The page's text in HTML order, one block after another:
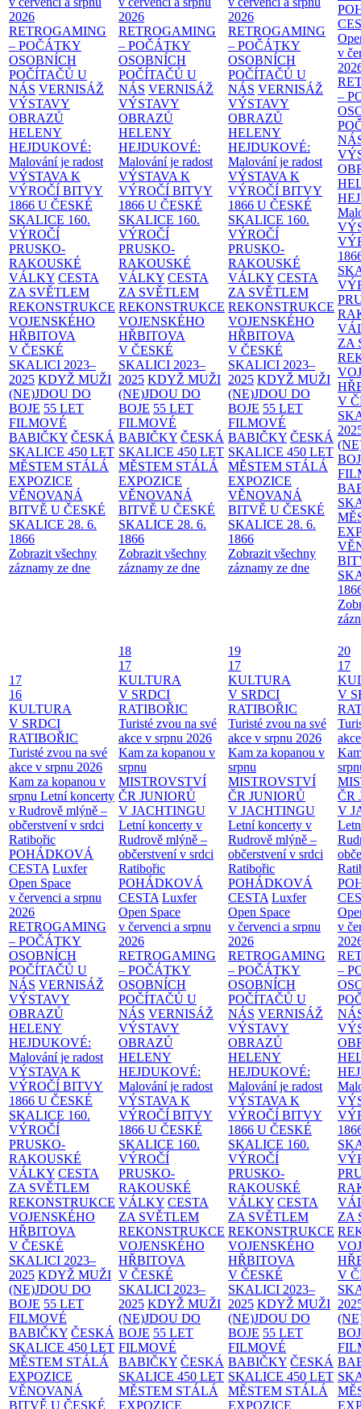
2026
RETROGAMING
– POČÁTKY
OSOBNÍCH
POČÍTAČŮ U
NÁS VERNISÁŽ
VÝSTAVY
OBRAZŮ
HELENY
HEJDUKOVÉ:
Malování je radost
VÝSTAVA K
VÝROČÍ BITVY
1866 U ČESKÉ
SKALICE 160.
VÝROČÍ
PRUSKO-
RAKOUSKÉ
VÁLKY CESTA
ZA SVĚTLEM
REKONSTRUKCE
VOJENSKÉHO
HŘBITOVA
V ČESKÉ
SKALICI 2023–
2025 KDYŽ MUŽI
(NE)JDOU DO
BOJE 55 LET
FILMOVÉ
BABIČKY ČESKÁ
SKALICE 450 LET
MĚSTEM STÁLÁ
EXPOZICE
VĚNOVANÁ
BITVĚ U ČESKÉ
SKALICE 28. 6.
1866
Zobrazit všechny
záznamy ze dne
2026
RETROGAMING
– POČÁTKY
OSOBNÍCH
POČÍTAČŮ U
NÁS VERNISÁŽ
VÝSTAVY
OBRAZŮ
HELENY
HEJDUKOVÉ:
Malování je radost
VÝSTAVA K
VÝROČÍ BITVY
1866 U ČESKÉ
SKALICE 160.
VÝROČÍ
PRUSKO-
RAKOUSKÉ
VÁLKY CESTA
ZA SVĚTLEM
REKONSTRUKCE
VOJENSKÉHO
HŘBITOVA
V ČESKÉ
SKALICI 2023–
2025 KDYŽ MUŽI
(NE)JDOU DO
BOJE 55 LET
FILMOVÉ
BABIČKY ČESKÁ
SKALICE 450 LET
MĚSTEM STÁLÁ
EXPOZICE
VĚNOVANÁ
BITVĚ U ČESKÉ
SKALICE 28. 6.
1866
Zobrazit všechny
záznamy ze dne
2026
RETROGAMING
– POČÁTKY
OSOBNÍCH
POČÍTAČŮ U
NÁS VERNISÁŽ
VÝSTAVY
OBRAZŮ
HELENY
HEJDUKOVÉ:
Malování je radost
VÝSTAVA K
VÝROČÍ BITVY
1866 U ČESKÉ
SKALICE 160.
VÝROČÍ
PRUSKO-
RAKOUSKÉ
VÁLKY CESTA
ZA SVĚTLEM
REKONSTRUKCE
VOJENSKÉHO
HŘBITOVA
V ČESKÉ
SKALICI 2023–
2025 KDYŽ MUŽI
(NE)JDOU DO
BOJE 55 LET
FILMOVÉ
BABIČKY ČESKÁ
SKALICE 450 LET
MĚSTEM STÁLÁ
EXPOZICE
VĚNOVANÁ
BITVĚ U ČESKÉ
SKALICE 28. 6.
1866
Zobrazit všechny
záznamy ze dne
v
–
ZA
V
17
16
KULTURA
V SRDCI
RATIBOŘIC
Turisté zvou na své
akce v srpnu 2026
Kam za kopanou v
srpnu Letní koncerty
v Rudrově mlýně –
občerstvení v srdci
Ratibořic
POHÁDKOVÁ
CESTA Luxfer
Open Space
v červenci a srpnu
2026
RETROGAMING
– POČÁTKY
OSOBNÍCH
POČÍTAČŮ U
NÁS VERNISÁŽ
VÝSTAVY
OBRAZŮ
HELENY
HEJDUKOVÉ:
Malování je radost
VÝSTAVA K
VÝROČÍ BITVY
1866 U ČESKÉ
SKALICE 160.
VÝROČÍ
PRUSKO-
RAKOUSKÉ
VÁLKY CESTA
ZA SVĚTLEM
REKONSTRUKCE
VOJENSKÉHO
HŘBITOVA
V ČESKÉ
SKALICI 2023–
2025 KDYŽ MUŽI
(NE)JDOU DO
BOJE 55 LET
FILMOVÉ
BABIČKY ČESKÁ
SKALICE 450 LET
MĚSTEM STÁLÁ
EXPOZICE
VĚNOVANÁ
BITVĚ U ČESKÉ
18
17
KULTURA
V SRDCI
RATIBOŘIC
Turisté zvou na své
akce v srpnu 2026
Kam za kopanou v
srpnu
MISTROVSTVÍ
ČR JUNIORŮ
V JACHTINGU
Letní koncerty v
Rudrově mlýně –
občerstvení v srdci
Ratibořic
POHÁDKOVÁ
CESTA Luxfer
Open Space
v červenci a srpnu
2026
RETROGAMING
– POČÁTKY
OSOBNÍCH
POČÍTAČŮ U
NÁS VERNISÁŽ
VÝSTAVY
OBRAZŮ
HELENY
HEJDUKOVÉ:
Malování je radost
VÝSTAVA K
VÝROČÍ BITVY
1866 U ČESKÉ
SKALICE 160.
VÝROČÍ
PRUSKO-
RAKOUSKÉ
VÁLKY CESTA
ZA SVĚTLEM
REKONSTRUKCE
VOJENSKÉHO
HŘBITOVA
V ČESKÉ
SKALICI 2023–
2025 KDYŽ MUŽI
(NE)JDOU DO
BOJE 55 LET
FILMOVÉ
BABIČKY ČESKÁ
SKALICE 450 LET
MĚSTEM STÁLÁ
EXPOZICE
19
17
KULTURA
V SRDCI
RATIBOŘIC
Turisté zvou na své
akce v srpnu 2026
Kam za kopanou v
srpnu
MISTROVSTVÍ
ČR JUNIORŮ
V JACHTINGU
Letní koncerty v
Rudrově mlýně –
občerstvení v srdci
Ratibořic
POHÁDKOVÁ
CESTA Luxfer
Open Space
v červenci a srpnu
2026
RETROGAMING
– POČÁTKY
OSOBNÍCH
POČÍTAČŮ U
NÁS VERNISÁŽ
VÝSTAVY
OBRAZŮ
HELENY
HEJDUKOVÉ:
Malování je radost
VÝSTAVA K
VÝROČÍ BITVY
1866 U ČESKÉ
SKALICE 160.
VÝROČÍ
PRUSKO-
RAKOUSKÉ
VÁLKY CESTA
ZA SVĚTLEM
REKONSTRUKCE
VOJENSKÉHO
HŘBITOVA
V ČESKÉ
SKALICI 2023–
2025 KDYŽ MUŽI
(NE)JDOU DO
BOJE 55 LET
FILMOVÉ
BABIČKY ČESKÁ
SKALICE 450 LET
MĚSTEM STÁLÁ
EXPOZICE
20
17
V
ČR
V
v
–
ZA
V